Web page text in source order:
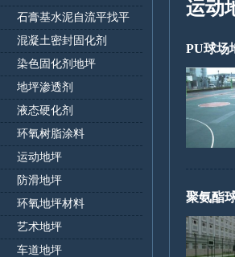
石膏基水泥自流平找平
混凝土密封固化剂
染色固化剂地坪
地坪渗透剂
液态硬化剂
环氧树脂涂料
运动地坪
防滑地坪
环氧地坪材料
艺术地坪
车道地坪
运动
PU球场
聚氨酯